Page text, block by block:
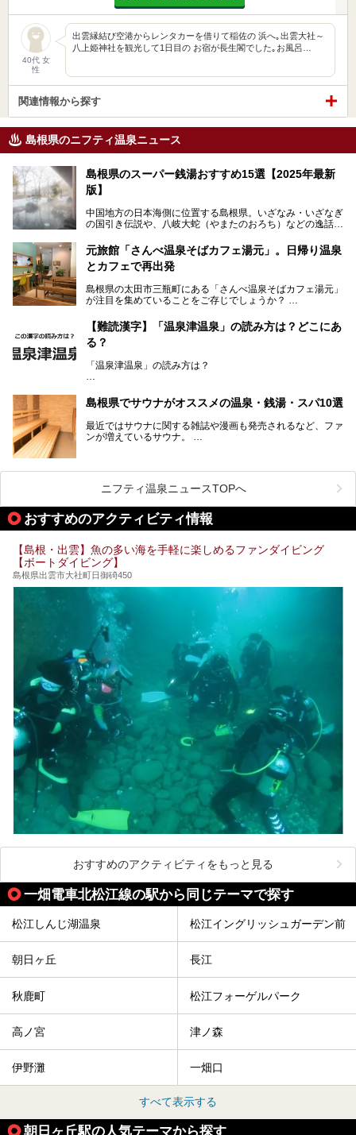
40代 女
性
出雲縁結び空港からレンタカーを借りて稲佐の 浜へ｡出雲大社～
八上姫神社を観光して1日目の お宿が長生閣でした｡お風呂…
関連情報から探す
島根県のニフティ温泉ニュース
島根県のスーパー銭湯おすすめ15選【2025年最新
版】
中国地方の日本海側に位置する島根県。いざなみ・いざなぎ
の国引き伝説や、八岐大蛇（やまたのおろち）などの逸話が
の参拝客が訪れます。「出雲縁結び空港」への直行便なら、
首都圏からでも実は2時間圏内で到着できるアクセスも魅力
です。
市）など、古くから知られる温泉郷が多くあります。ゆった
り流れる時間のなかで、心の底からのんびりできるスーパー
元旅館「さんべ温泉そばカフェ湯元」。日帰り温泉
とカフェで再出発
島根県の太田市三瓶町にある「さんべ温泉そばカフェ湯元」
が注目を集めていることをご存じでしょうか？
「さんべ温泉そばカフェ湯元」は日帰り温泉と、名物のそば
を提供するカフェという新しい営業スタイルで、観光客に限
らず地元民にも親しまれています。
宿泊をせずとも、気軽に源泉のお湯をつかった温泉と、美味
しいそばが楽しめるなんて、とても素敵ですよね。
を経て現在のスタイルに辿り着いているのです。
【難読漢字】「温泉津温泉」の読み方は？どこにあ
る？
「温泉津温泉」の読み方は？
か？
島根県でサウナがオススメの温泉・銭湯・スパ10選
最近ではサウナに関する雑誌や漫画も発売されるなど、ファ
ンが増えているサウナ。
しかしサウナは一口にサウナと言っても、ドライサウナ、ス
チームサウナ、塩サウナなどが存在し、施設によって様々な
今回はそんな今話題のサウナが楽しめる、島根県内にあるオ
ススメ温泉・銭湯・スパを10件まとめてご紹介します。
ニフティ温泉ニュースTOPへ
おすすめのアクティビティ情報
【島根・出雲】魚の多い海を手軽に楽しめるファンダイビング
【ボートダイビング】
島根県出雲市大社町日御碕450
おすすめのアクティビティをもっと見る
一畑電車北松江線の駅から同じテーマで探す
松江しんじ湖温泉 松江イングリッシュガーデン前
朝日ヶ丘 長江
秋鹿町 松江フォーゲルパーク
高ノ宮 津ノ森
伊野灘 一畑口
すべて表示する
朝日ヶ丘駅の人気テーマから探す